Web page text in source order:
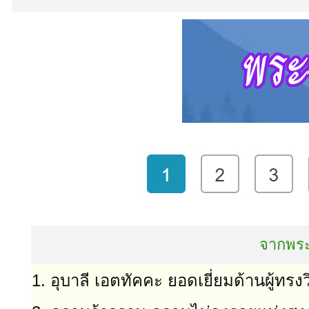
จากพ
1. อุบาลี เอตทัคคะ ยอดเยี่ยมด้านผู้ทรง